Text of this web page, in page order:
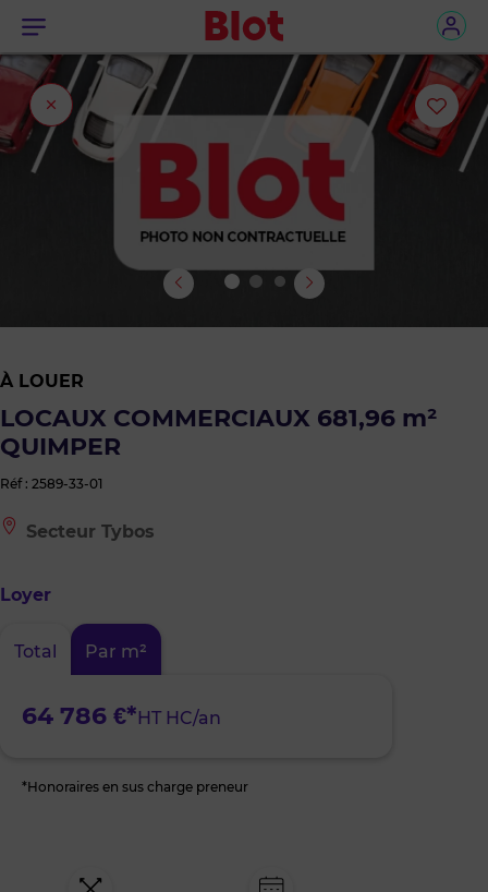
Menu
Fermer
l'onglet
ou
À LOUER
LOCAUX COMMERCIAUX 681,96 m²
QUIMPER
Réf : 2589-33-01
Le
bien
à
Secteur
Tybos
Secteur Tybos
Loyer
Total Par m²
64 786 €*HT HC/an
*Honoraires en sus charge preneur